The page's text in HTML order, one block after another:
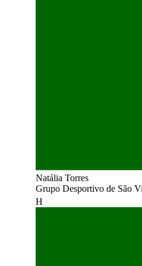
Natália Torres
Grupo Desportivo de São
H